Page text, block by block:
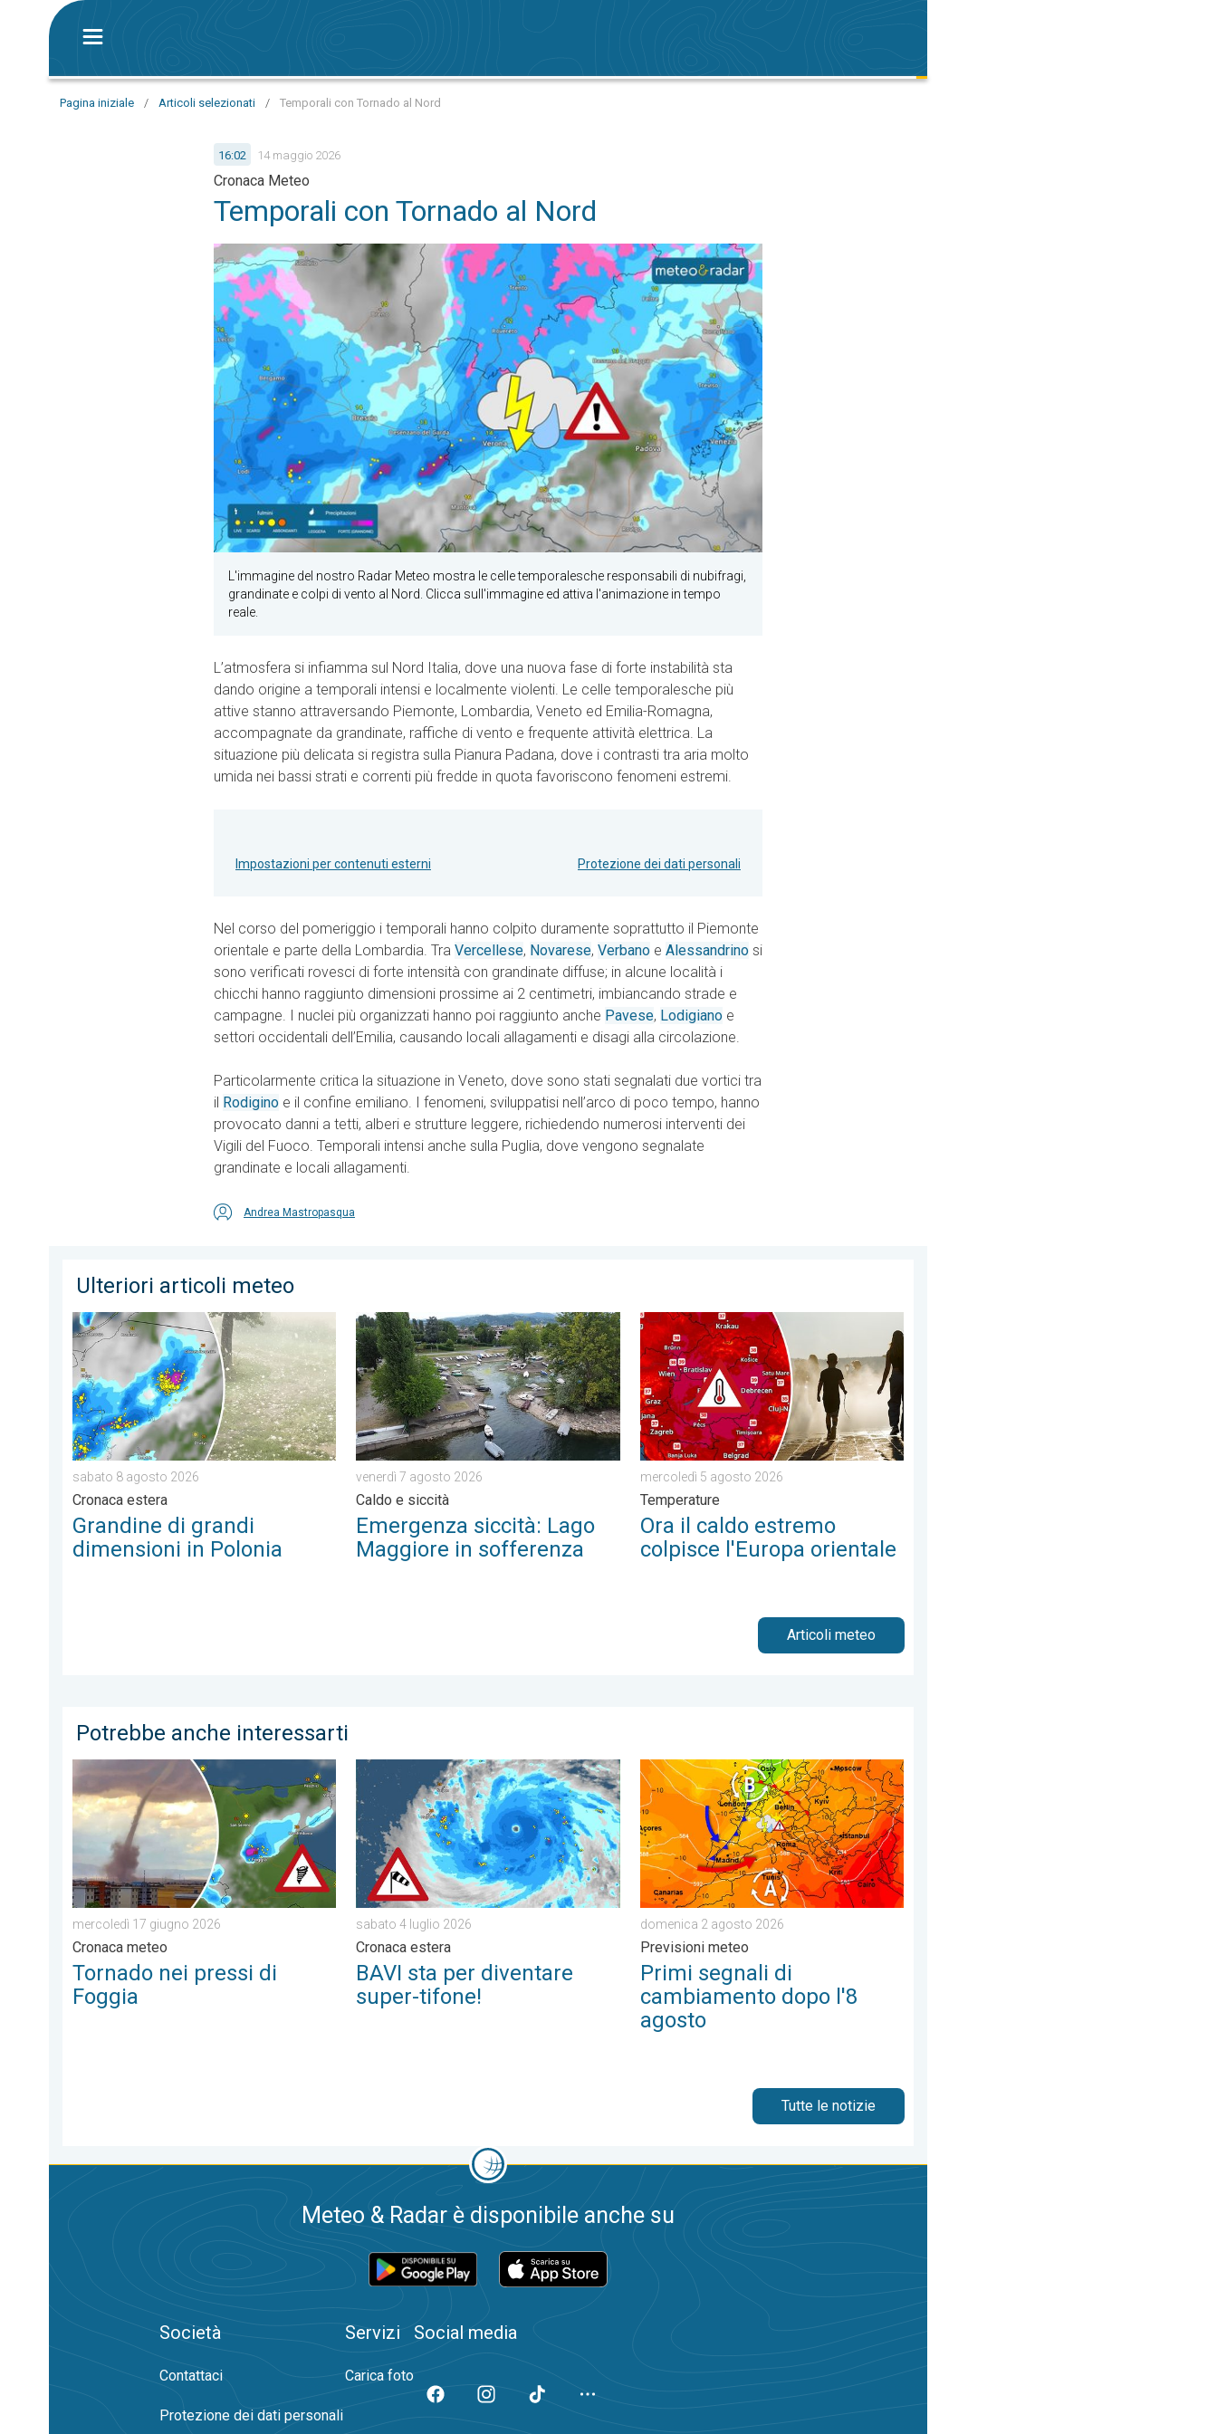
Pagina iniziale / Articoli selezionati / Temporali con Tornado al Nord
16:02 14 maggio 2026
Cronaca Meteo
Temporali con Tornado al Nord
L'immagine del nostro Radar Meteo mostra le celle temporalesche responsabili di nubifragi,
grandinate e colpi di vento al Nord. Clicca sull'immagine ed attiva l'animazione in tempo
reale.
L’atmosfera si infiamma sul Nord Italia, dove una nuova fase di forte instabilità sta
dando origine a temporali intensi e localmente violenti. Le celle temporalesche più
attive stanno attraversando Piemonte, Lombardia, Veneto ed Emilia-Romagna,
accompagnate da grandinate, raffiche di vento e frequente attività elettrica. La
situazione più delicata si registra sulla Pianura Padana, dove i contrasti tra aria molto
umida nei bassi strati e correnti più fredde in quota favoriscono fenomeni estremi.
Impostazioni per contenuti esterni Protezione dei dati personali
Nel corso del pomeriggio i temporali hanno colpito duramente soprattutto il Piemonte
orientale e parte della Lombardia. Tra Vercellese, Novarese, Verbano e Alessandrino si
sono verificati rovesci di forte intensità con grandinate diffuse; in alcune località i
chicchi hanno raggiunto dimensioni prossime ai 2 centimetri, imbiancando strade e
campagne. I nuclei più organizzati hanno poi raggiunto anche Pavese, Lodigiano e
settori occidentali dell’Emilia, causando locali allagamenti e disagi alla circolazione.
Particolarmente critica la situazione in Veneto, dove sono stati segnalati due vortici tra
il Rodigino e il confine emiliano. I fenomeni, sviluppatisi nell’arco di poco tempo, hanno
provocato danni a tetti, alberi e strutture leggere, richiedendo numerosi interventi dei
Vigili del Fuoco. Temporali intensi anche sulla Puglia, dove vengono segnalate
grandinate e locali allagamenti.
Andrea Mastropasqua
Ulteriori articoli meteo
Grandine di grandi dimensioni in Polonia. Cronaca estera. . . sabato 8 agosto 2026
sabato 8 agosto 2026
Cronaca estera
Grandine di grandi
dimensioni in Polonia
Emergenza siccità: Lago Maggiore in sofferenza. Caldo e siccità. . . venerdì 7 agosto 2026
venerdì 7 agosto 2026
Caldo e siccità
Emergenza siccità: Lago
Maggiore in sofferenza
Ora il caldo estremo colpisce l'Europa orientale. Temperature. . . mercoledì 5 agosto 2026
mercoledì 5 agosto 2026
Temperature
Ora il caldo estremo
colpisce l'Europa orientale
Articoli meteo
Potrebbe anche interessarti
Tornado nei pressi di Foggia. Cronaca meteo. . . mercoledì 17 giugno 2026
mercoledì 17 giugno 2026
Cronaca meteo
Tornado nei pressi di
Foggia
BAVI sta per diventare super-tifone!. Cronaca estera. . . sabato 4 luglio 2026
sabato 4 luglio 2026
Cronaca estera
BAVI sta per diventare
super-tifone!
Primi segnali di cambiamento dopo l'8 agosto. Previsioni meteo. . . domenica 2 agosto
domenica 2 agosto 2026
Previsioni meteo
Primi segnali di
cambiamento dopo l'8
agosto
Tutte le notizie
Meteo & Radar è disponibile anche su
Società
Contattaci
Protezione dei dati personali
Servizi
Carica foto
Social media